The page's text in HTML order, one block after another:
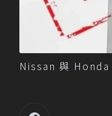
Nissan 與 Honda